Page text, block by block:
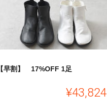
【早割】 17%OFF 1足
¥43,824